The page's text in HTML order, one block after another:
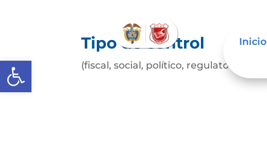
Abrir barra de herramientas
Inicio
Tipo de control
(fiscal, social, político, regulatorio, etc.)